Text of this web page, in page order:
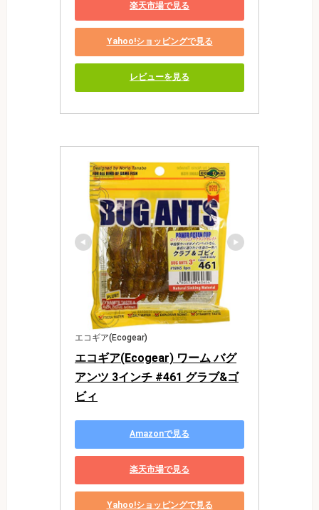
楽天市場で見る
Yahoo!ショッピングで見る
レビューを見る
エコギア(Ecogear)
エコギア(Ecogear) ワーム バグ
アンツ 3インチ #461 グラブ&ゴ
ビィ
Amazonで見る
楽天市場で見る
Yahoo!ショッピングで見る